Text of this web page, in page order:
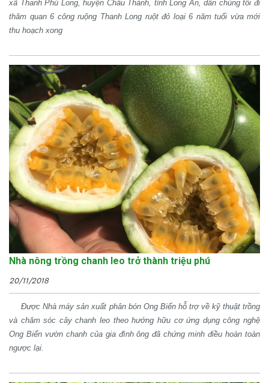
xã Thanh Phú Long, huyện Châu Thành, tỉnh Long An, dẫn chúng tôi đi
thăm quan 6 công ruộng Thanh Long ruột đỏ loại 6 năm tuổi vừa mới
thu hoạch xong
Nhà nông trồng chanh leo trở thành triệu phú
20/11/2018
Được Nhà máy sản xuất phân bón Ong Biển hỗ trợ về kỹ thuật trồng
và chăm sóc cây chanh leo theo hướng hữu cơ ứng dụng công nghệ
Ong Biển vườn chanh của gia đình ông đã chứng minh điều hoàn toàn
ngược lại.